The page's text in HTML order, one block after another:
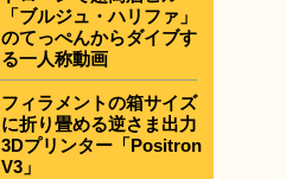
「ブルジュ・ハリファ」
のてっぺんからダイブす
る一人称動画
フィラメントの箱サイズ
に折り畳める逆さま出力
3Dプリンター「Positron
V3」